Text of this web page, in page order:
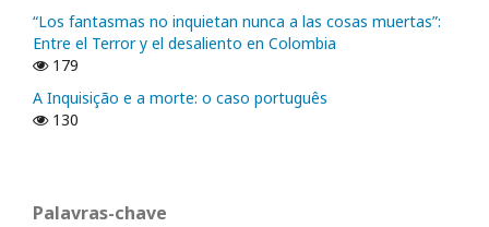
“Los fantasmas no inquietan nunca a las cosas muertas”:
Entre el Terror y el desaliento en Colombia
179
A Inquisição e a morte: o caso português
130
Palavras-chave